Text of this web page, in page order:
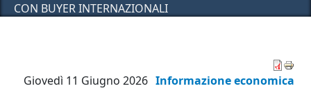
CON BUYER INTERNAZIONALI
Informazione economica
Giovedì 11 Giugno 2026